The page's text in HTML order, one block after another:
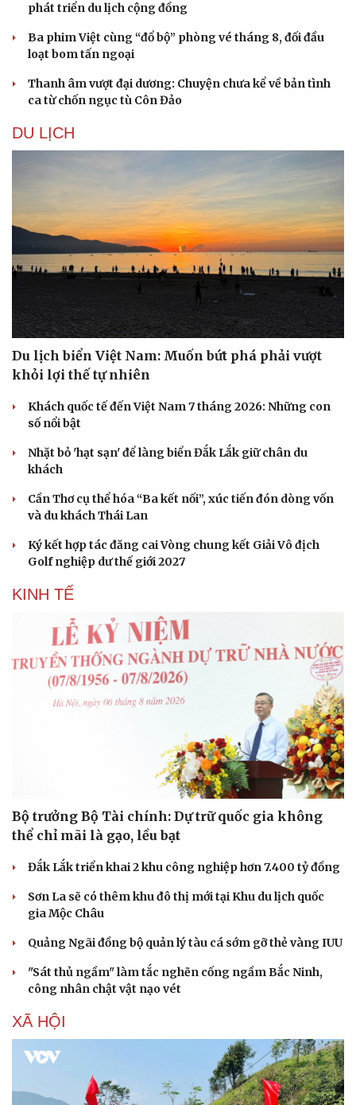
Sân khấu - Điện ảnh
Văn học
Âm nhạc
Di sản
Thời trang
Sao Việt
phát triển du lịch cộng đồng
Ba phim Việt cùng “đổ bộ” phòng vé tháng 8, đối đầu
loạt bom tấn ngoại
Thanh âm vượt đại dương: Chuyện chưa kể về bản tình
ca từ chốn ngục tù Côn Đảo
DU LỊCH
Du lịch biển Việt Nam: Muốn bứt phá phải vượt
khỏi lợi thế tự nhiên
Khách quốc tế đến Việt Nam 7 tháng 2026: Những con
số nổi bật
Nhặt bỏ 'hạt sạn' để làng biển Đắk Lắk giữ chân du
khách
Cần Thơ cụ thể hóa “Ba kết nối”, xúc tiến đón dòng vốn
và du khách Thái Lan
Ký kết hợp tác đăng cai Vòng chung kết Giải Vô địch
Golf nghiệp dư thế giới 2027
KINH TẾ
Bộ trưởng Bộ Tài chính: Dự trữ quốc gia không
thể chỉ mãi là gạo, lều bạt
Đắk Lắk triển khai 2 khu công nghiệp hơn 7.400 tỷ đồng
Sơn La sẽ có thêm khu đô thị mới tại Khu du lịch quốc
gia Mộc Châu
Quảng Ngãi đồng bộ quản lý tàu cá sớm gỡ thẻ vàng IUU
"Sát thủ ngầm" làm tắc nghẽn cống ngầm Bắc Ninh,
công nhân chật vật nạo vét
XÃ HỘI